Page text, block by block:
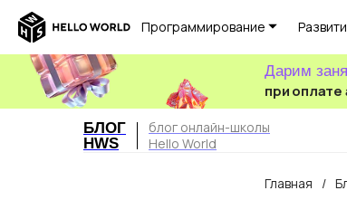
Программирование
при
Дарим
БЛОГ
HWS
блог онлайн-школы
Hello World
Главная /